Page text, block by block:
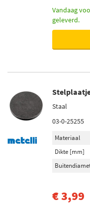
Vandaag
geleverd.
Staal
03-0-25255
Materiaal
Dikte [mm]
€ 3,99